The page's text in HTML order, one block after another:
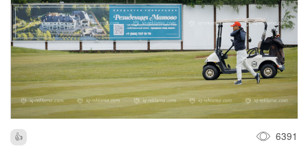
6391